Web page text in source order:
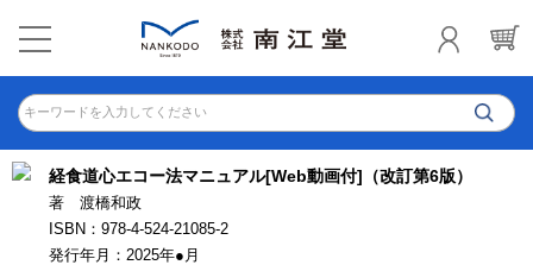
キーワードを入力してください
経食道心エコー法マニュアル[Web動画付]（改訂第6版）
著 渡橋和政
ISBN：978-4-524-21085-2
発行年月：2025年●月